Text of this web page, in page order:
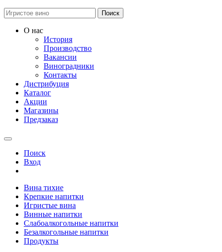
Поиск
О нас
История
Производство
Вакансии
Виноградники
Контакты
Дистрибуция
Каталог
Акции
Магазины
Предзаказ
Поиск
Вход
Вина тихие
Крепкие напитки
Игристые вина
Винные напитки
Слабоалкогольные напитки
Безалкогольные напитки
Продукты